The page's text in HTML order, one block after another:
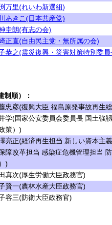
万里(れいわ新選組)
あきこ(日本共産党)
圭朗(有志の会)
正直(自由民主党・無所属の会)
恭之(震災復興・災害対策特別委員
制順）：
忠彦(復興大臣 福島原発事故再生
学(国家公安委員会委員長 国土強
策）)
亮正(経済再生担当 新しい資本主
障改革担当 感染症危機管理担当
)
真次(厚生労働大臣政務官)
賢一(農林水産大臣政務官)
容三(防衛大臣政務官)